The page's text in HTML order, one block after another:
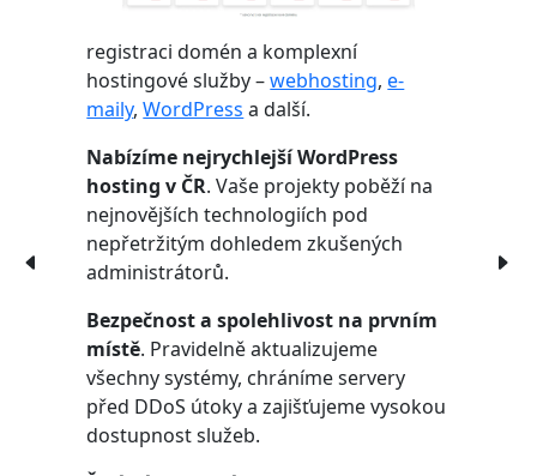
registraci domén a komplexní
hostingové služby –webhosting,e-
maily,WordPress a další.
Nabízíme nejrychlejší WordPress
hosting v ČR. Vaše projekty poběží na
nejnovějších technologiích pod
nepřetržitým dohledem zkušených
administrátorů.
Bezpečnost a spolehlivost na prvním
místě. Pravidelně aktualizujeme
všechny systémy, chráníme servery
před DDoS útoky a zajišťujeme vysokou
dostupnost služeb.